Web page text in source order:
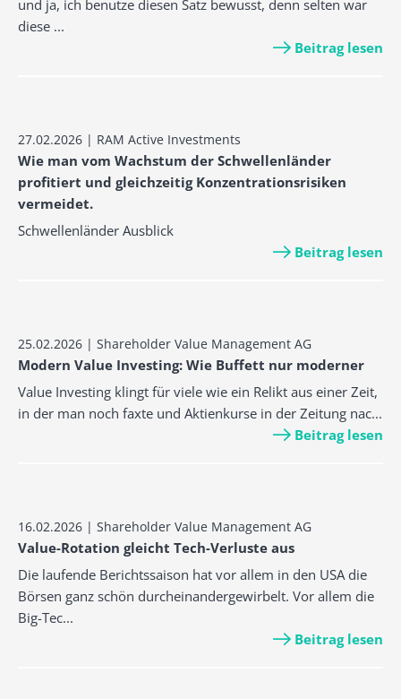
und ja, ich benutze diesen Satz bewusst, denn selten war
diese ...
Beitrag lesen
27.02.2026 | RAM Active Investments
Wie man vom Wachstum der Schwellenländer
profitiert und gleichzeitig Konzentrationsrisiken
vermeidet.
Schwellenländer Ausblick
Beitrag lesen
25.02.2026 | Shareholder Value Management AG
Modern Value Investing: Wie Buffett nur moderner
Value Investing klingt für viele wie ein Relikt aus einer Zeit,
in der man noch faxte und Aktienkurse in der Zeitung nac...
Beitrag lesen
16.02.2026 | Shareholder Value Management AG
Value-Rotation gleicht Tech-Verluste aus
Die laufende Berichtssaison hat vor allem in den USA die
Börsen ganz schön durcheinandergewirbelt. Vor allem die
Big-Tec...
Beitrag lesen